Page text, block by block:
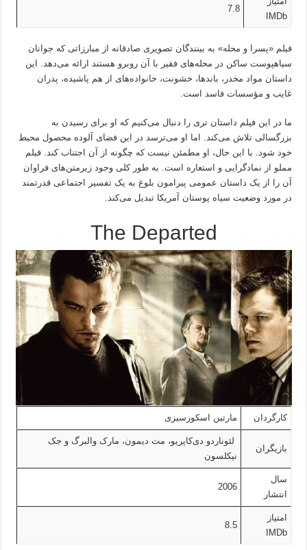
IMDb
7.8
فیلم «پسرا و محله» به بینندگان تصویری صادقانه از مبارزاتی که جوانان
سیاهپوست ساکن در محله‌های فقیر با آن روبرو هستند ارائه می‌دهد. این
داستان مواد مخدر، باندها، خشونت، خانواده‌های از هم پاشیده، پدران
غایب و مؤسسات فاسد است.
ما در این فیلم داستان تری را دنبال می‌کنیم که او برای رسیدن به
بزرگسالی تلاش می‌کند. اما او می‌ترسد در این فضای آلوده محصول محیط
خود شود. با این حال، او مطمئن نیست که چگونه از آن اجتناب کند. فیلم
مملو از نمادگرایی و استعاره است. به طور کلی وجود زیرمتن‌های فراوان
آن را از یک داستان عمومی پیرامون بلوغ به یک تفسیر اجتماعی قدرتمند
در مورد وضعیت سیاه پوستان آمریکا تبدیل می‌کند.
The Departed
کارگردان مارتین اسکورسیزی
بازیگران
لئوناردو دی‌کاپریو، مت دیمون، مارک والبرگ و جک
نیکلسون
سال
انتشار
2006
امتیاز
IMDb
8.5